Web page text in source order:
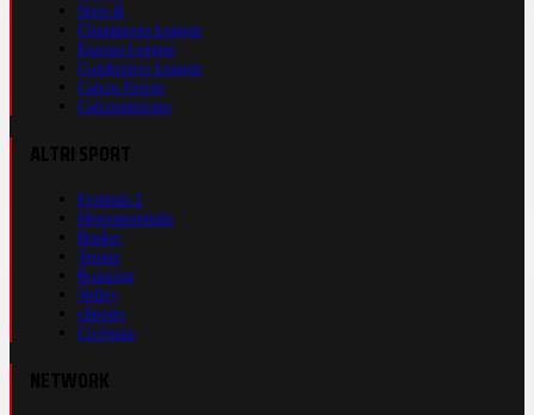
Serie B
Champions League
Europa League
Conference League
Calcio Estero
Calciomercato
Formula 1
Motomondiale
Basket
Tennis
Running
Volley
eSports
Ciclismo